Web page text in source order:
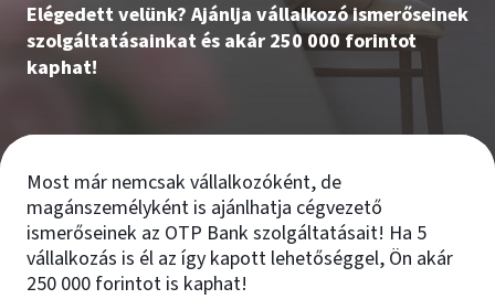
Elégedett velünk? Ajánlja vállalkozó ismerőseinek
szolgáltatásainkat és akár 250 000 forintot
kaphat!
Most már nemcsak vállalkozóként, de
magánszemélyként is ajánlhatja cégvezető
ismerőseinek az OTP Bank szolgáltatásait! Ha 5
vállalkozás is él az így kapott lehetőséggel, Ön akár
250 000 forintot is kaphat!